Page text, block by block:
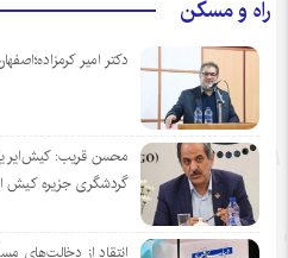
راه و مسکن
دکتر امیر کرمزاده؛اصفهان صاحب ۵ هتل
محسن قریب: کیش‌ایر
گردشگری جزیره
انتقاد از دخالت‌های